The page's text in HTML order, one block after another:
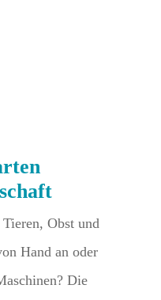
Obst und
Hand an oder
Die